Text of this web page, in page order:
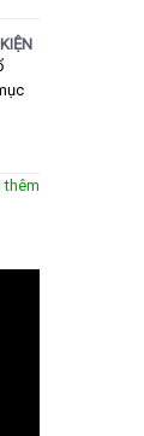
thêm